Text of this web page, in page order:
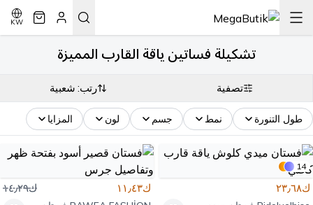
KW
تشكيلة فساتين ياقة القارب المميزة
تصفية رتب: شعبية
طول التنورة نمط جسم لون المزايا
14
ك٢٣٫٦٨ ك١١٫٤٣ ك١٤٫٢٩